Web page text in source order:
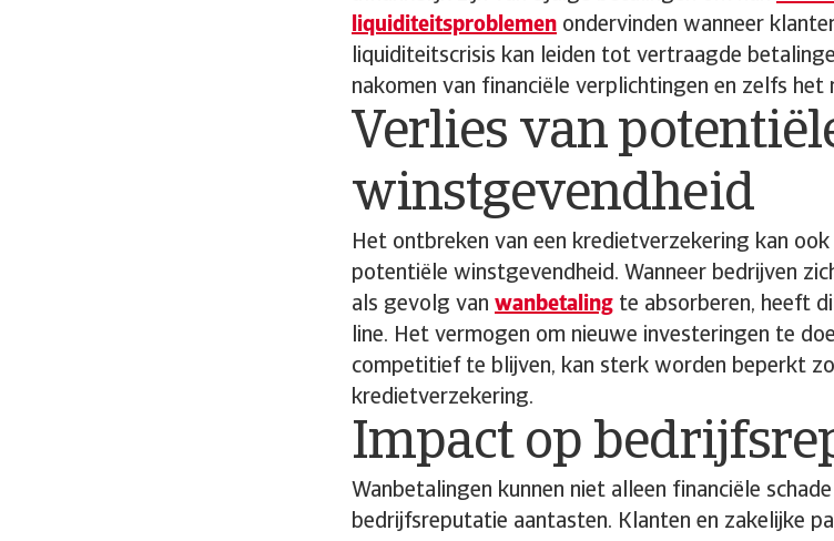
liquiditeitsproblemen ondervinden wanneer
liquiditeitscrisis kan leiden tot vertraagde
nakomen van financiële verplichtingen en zelfs het
Verlies van
winstgevendheid
Het ontbreken van een kredietverzekering kan
potentiële winstgevendheid. Wanneer bedrijven
als gevolg van wanbetaling te absorberen, heeft
line. Het vermogen om nieuwe investeringen te
competitief te blijven, kan sterk worden beperkt
kredietverzekering.
Impact op
Wanbetalingen kunnen niet alleen financiële
bedrijfsreputatie aantasten. Klanten en zakelijke